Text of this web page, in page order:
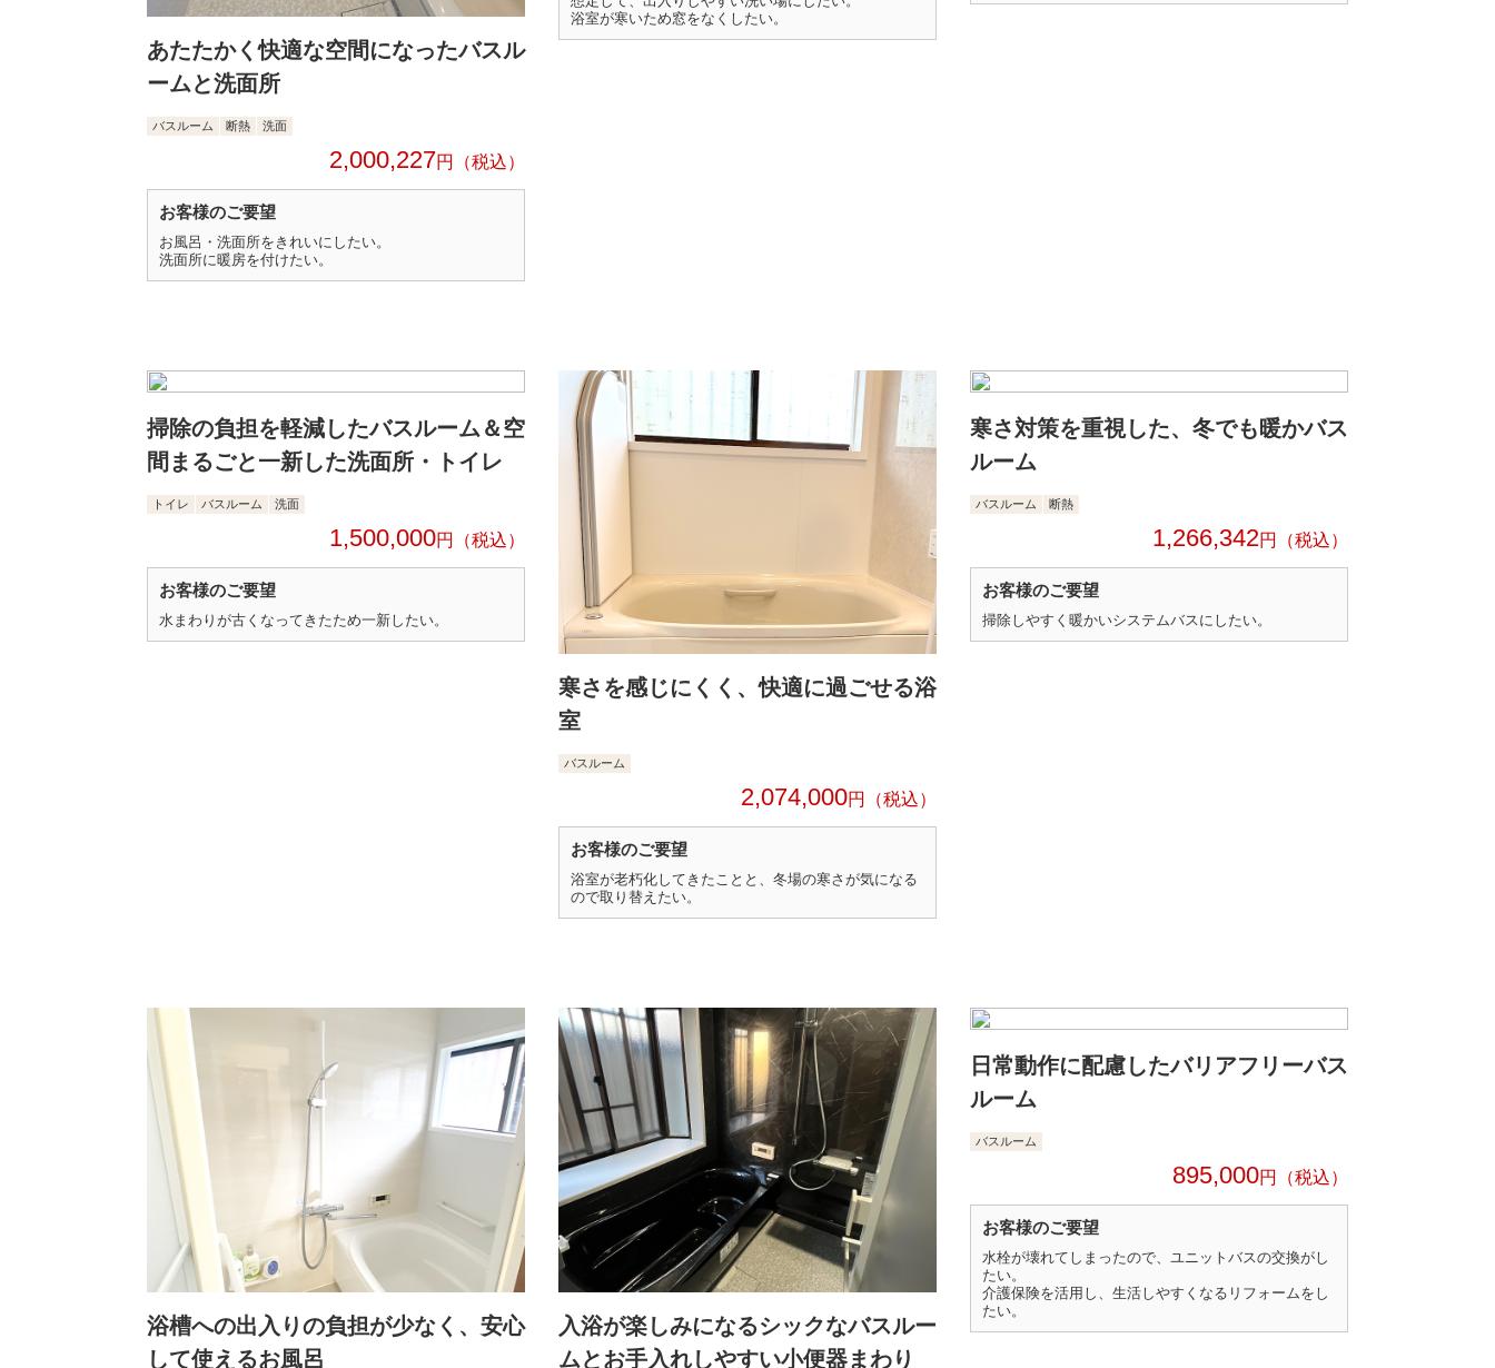
あたたかく快適な空間になったバスル
ームと洗面所
バスルーム 断熱 洗面
2,000,227円
お客様のご要望
お風呂・洗面所をきれいにしたい。
洗面所に暖房を付けたい。
浴室が寒いため窓をなくしたい。
掃除の負担を軽減したバスルーム＆空
間まるごと一新した洗面所・トイレ
トイレ バスルーム 洗面
1,500,000円
お客様のご要望
水まわりが古くなってきたため一新したい。
寒さを感じにくく、快適に過ごせる浴
室
バスルーム
2,074,000円
お客様のご要望
浴室が老朽化してきたことと、冬場の寒さが気になる
ので取り替えたい。
寒さ対策を重視した、冬でも暖かバス
ルーム
バスルーム 断熱
1,266,342円
お客様のご要望
掃除しやすく暖かいシステムバスにしたい。
浴槽への出入りの負担が少なく、安心
して使えるお風呂
入浴が楽しみになるシックなバスルー
ムとお手入れしやすい小便器まわり
日常動作に配慮したバリアフリーバス
ルーム
バスルーム
895,000円
お客様のご要望
水栓が壊れてしまったので、ユニットバスの交換がし
たい。
介護保険を活用し、生活しやすくなるリフォームをし
たい。